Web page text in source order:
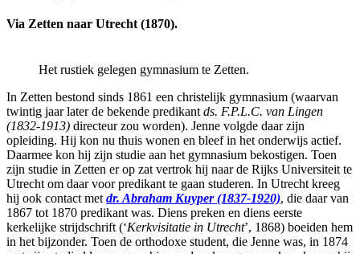
Via Zetten naar Utrecht (1870).
Het rustiek gelegen gymnasium te Zetten.
In Zetten bestond sinds 1861 een christelijk gymnasium (waarvan
twintig jaar later de bekende predikant ds. F.P.L.C. van Lingen
(1832-1913) directeur zou worden). Jenne volgde daar zijn
opleiding. Hij kon nu thuis wonen en bleef in het onderwijs actief.
Daarmee kon hij zijn studie aan het gymnasium bekostigen. Toen
zijn studie in Zetten er op zat vertrok hij naar de Rijks Universiteit te
Utrecht om daar voor predikant te gaan studeren. In Utrecht kreeg
hij ook contact met dr. Abraham Kuyper (1837-1920), die daar van
1867 tot 1870 predikant was. Diens preken en diens eerste
kerkelijke strijdschrift (‘Kerkvisitatie in Utrecht’, 1868) boeiden hem
in het bijzonder. Toen de orthodoxe student, die Jenne was, in 1874